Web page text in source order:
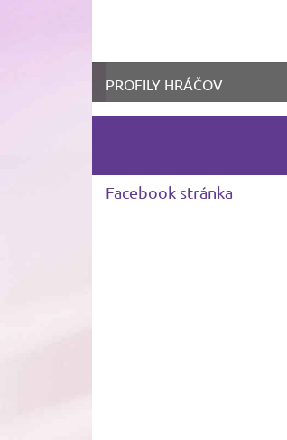
PROFILY HRÁČOV
Facebook stránka